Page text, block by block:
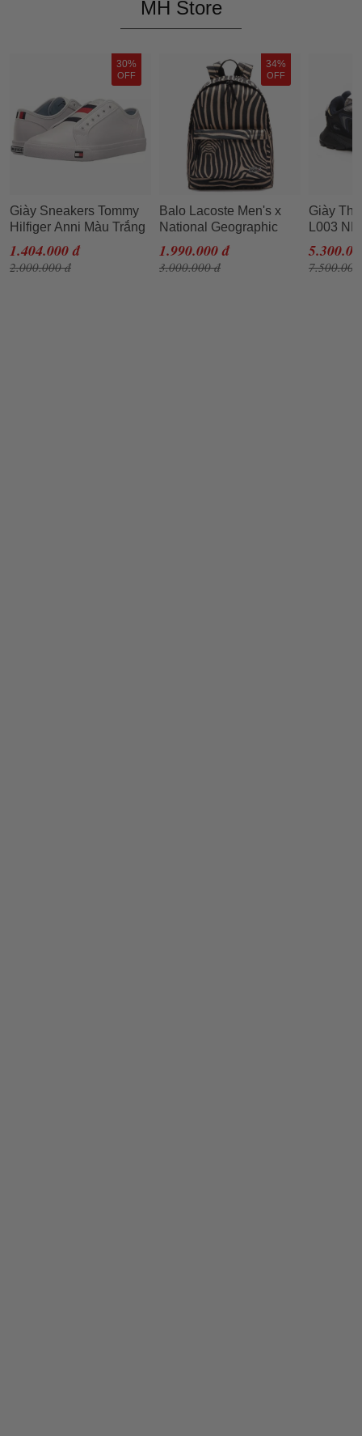
MH Store
30%
OFF
Giày Sneakers Tommy
Hilfiger Anni Màu Trắng
Size 36
1.404.000 đ
2.000.000 đ
34%
OFF
Balo Lacoste Men's x
National Geographic
Animal Print Backpack
NH3344XM.G10 Màu
Đen Sọc Be
1.990.000 đ
3.000.000 đ
Giày
L003
Màu